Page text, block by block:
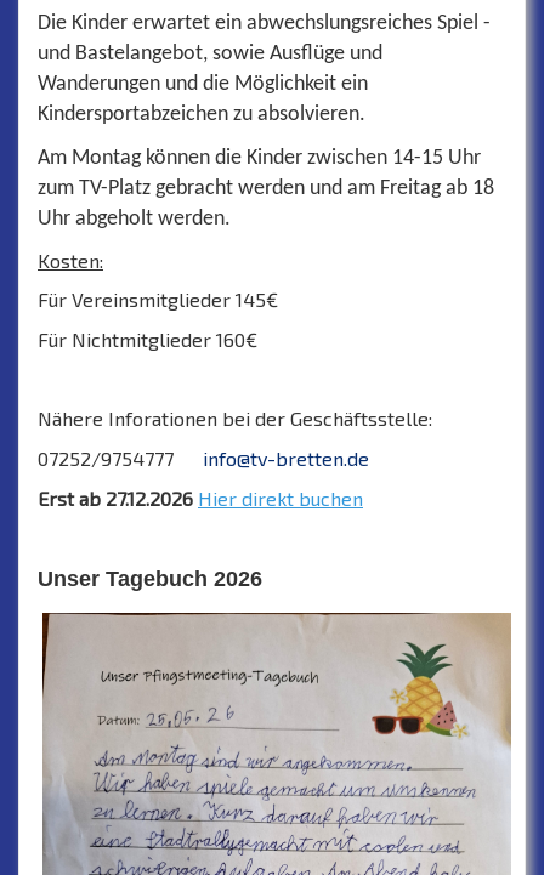
Die Kinder erwartet ein abwechslungsreiches Spiel -
und Bastelangebot, sowie Ausflüge und
Wanderungen und die Möglichkeit ein
Kindersportabzeichen zu absolvieren.
Am Montag können die Kinder zwischen 14-15 Uhr
zum TV-Platz gebracht werden und am Freitag ab 18
Uhr abgeholt werden.
Kosten:
Für Vereinsmitglieder 145€
Für Nichtmitglieder 160€
Nähere Inforationen bei der Geschäftsstelle:
07252/9754777 info@tv-bretten.de
Erst ab 27.12.2026 Hier direkt buchen
Unser Tagebuch 2026